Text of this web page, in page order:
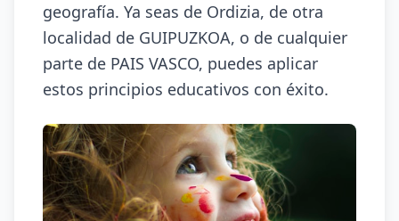
geografía. Ya seas de Ordizia, de otra
localidad de GUIPUZKOA, o de cualquier
parte de PAIS VASCO, puedes aplicar
estos principios educativos con éxito.